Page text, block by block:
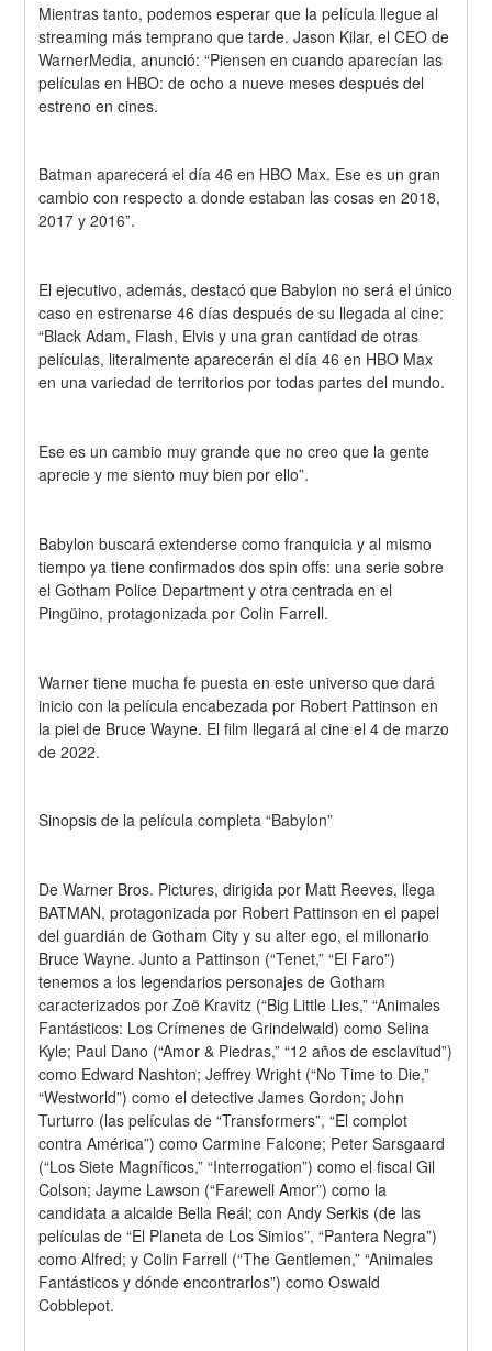
Mientras tanto, podemos esperar que la película llegue al
streaming más temprano que tarde. Jason Kilar, el CEO de
WarnerMedia, anunció: “Piensen en cuando aparecían las
películas en HBO: de ocho a nueve meses después del
estreno en cines.
Batman aparecerá el día 46 en HBO Max. Ese es un gran
cambio con respecto a donde estaban las cosas en 2018,
2017 y 2016”.
El ejecutivo, además, destacó que Babylon no será el único
caso en estrenarse 46 días después de su llegada al cine:
“Black Adam, Flash, Elvis y una gran cantidad de otras
películas, literalmente aparecerán el día 46 en HBO Max
en una variedad de territorios por todas partes del mundo.
Ese es un cambio muy grande que no creo que la gente
aprecie y me siento muy bien por ello”.
Babylon buscará extenderse como franquicia y al mismo
tiempo ya tiene confirmados dos spin offs: una serie sobre
el Gotham Police Department y otra centrada en el
Pingüino, protagonizada por Colin Farrell.
Warner tiene mucha fe puesta en este universo que dará
inicio con la película encabezada por Robert Pattinson en
la piel de Bruce Wayne. El film llegará al cine el 4 de marzo
de 2022.
Sinopsis de la película completa “Babylon”
De Warner Bros. Pictures, dirigida por Matt Reeves, llega
BATMAN, protagonizada por Robert Pattinson en el papel
del guardián de Gotham City y su alter ego, el millonario
Bruce Wayne. Junto a Pattinson (“Tenet,” “El Faro”)
tenemos a los legendarios personajes de Gotham
caracterizados por Zoë Kravitz (“Big Little Lies,” “Animales
Fantásticos: Los Crímenes de Grindelwald) como Selina
Kyle; Paul Dano (“Amor & Piedras,” “12 años de esclavitud”)
como Edward Nashton; Jeffrey Wright (“No Time to Die,”
“Westworld”) como el detective James Gordon; John
Turturro (las películas de “Transformers”, “El complot
contra América”) como Carmine Falcone; Peter Sarsgaard
(“Los Siete Magníficos,” “Interrogation”) como el fiscal Gil
Colson; Jayme Lawson (“Farewell Amor”) como la
candidata a alcalde Bella Reál; con Andy Serkis (de las
películas de “El Planeta de Los Simios”, “Pantera Negra”)
como Alfred; y Colin Farrell (“The Gentlemen,” “Animales
Fantásticos y dónde encontrarlos”) como Oswald
Cobblepot.